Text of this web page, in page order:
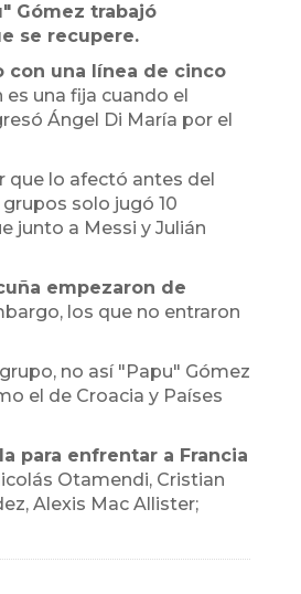
Gómez trabajó
se recupere.
con una línea de cinco
una fija cuando el
Ángel Di María por el
que lo afectó antes del
solo jugó 10
junto a Messi y Julián
empezaron de
los que no entraron
no así "Papu" Gómez
el de Croacia y Países
para enfrentar a Francia
Otamendi, Cristian
Alexis Mac Allister;